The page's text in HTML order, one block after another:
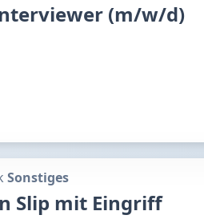
(m/w/d)
Sonstiges
Slip mit Eingriff